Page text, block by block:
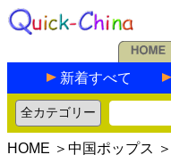
新着すべて
HOME ＞ 中国ポップス ＞